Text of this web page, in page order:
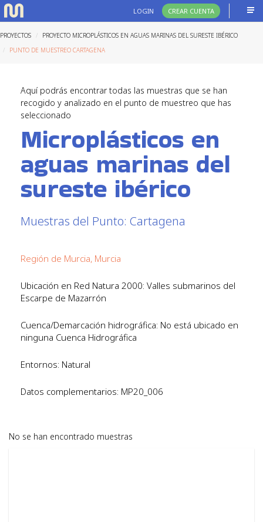
LOGIN CREAR CUENTA
PROYECTOS
PROYECTO MICROPLÁSTICOS EN AGUAS MARINAS DEL SURESTE IBÉRICO
PUNTO DE MUESTREO CARTAGENA
Aquí podrás encontrar todas las muestras que se han
recogido y analizado en el punto de muestreo que has
seleccionado
Microplásticos en
aguas marinas del
sureste ibérico
Muestras del Punto: Cartagena
Región de Murcia, Murcia
Ubicación en Red Natura 2000: Valles submarinos del
Escarpe de Mazarrón
Cuenca/Demarcación hidrográfica: No está ubicado en
ninguna Cuenca Hidrográfica
Entornos: Natural
Datos complementarios: MP20_006
No se han encontrado muestras